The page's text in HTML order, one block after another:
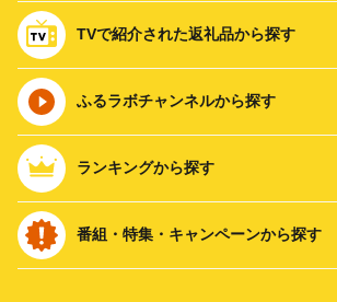
TVで紹介された返礼品から探す
ふるラボチャンネルから探す
ランキングから探す
番組・特集・キャンペーンから探す